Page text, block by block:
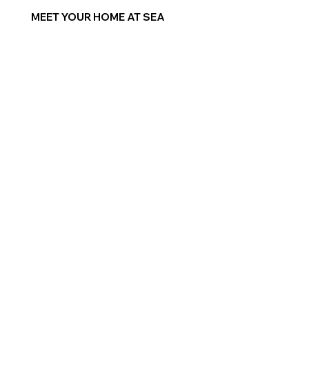
MEET YOUR HOME AT SEA